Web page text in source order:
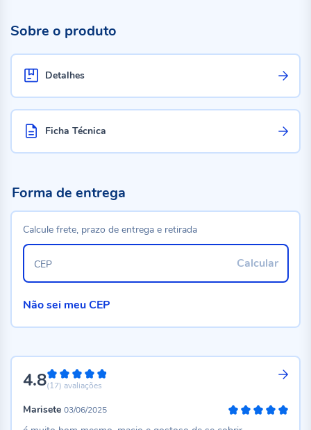
Sobre o produto
Detalhes
Ficha Técnica
4.896%
(17) avaliações
Marisete 03/06/2025
Forma de entrega
Calcule frete, prazo de entrega e retirada
Calcular
CEP
Não sei meu CEP